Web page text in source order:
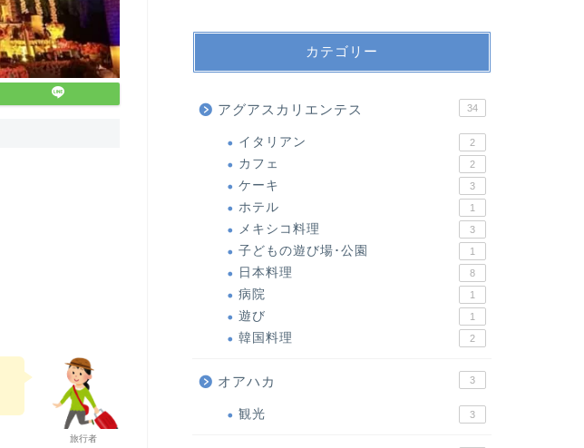
旅行者
カテゴリー
アグアスカリエンテス 34
イタリアン 2
カフェ 2
ケーキ 3
ホテル 1
メキシコ料理 3
子どもの遊び場･公園 1
日本料理 8
病院 1
遊び 1
韓国料理 2
オアハカ 3
観光 3